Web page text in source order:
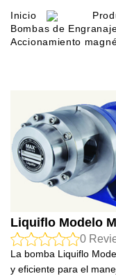
Inicio
Bombas de
Accionamiento
Liquiflo Modelo
0
La bomba Liquiflo
y eficiente para el